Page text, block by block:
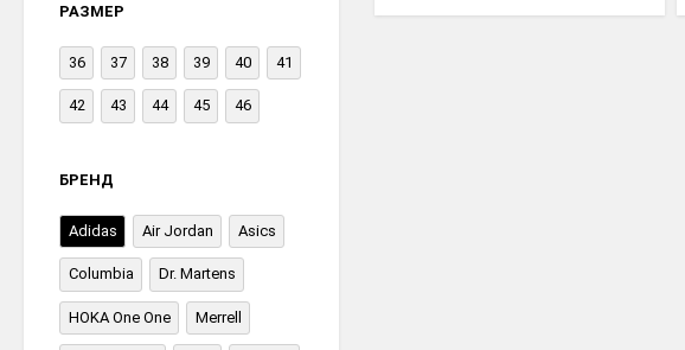
РАЗМЕР
36 37 38 39 40 41
42 43 44 45 46
БРЕНД
Adidas Air Jordan Asics
Columbia Dr. Martens
HOKA One One Merrell